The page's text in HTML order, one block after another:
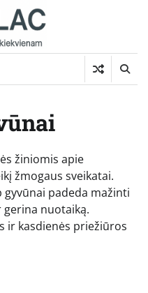
žiniomis apie
žmogaus sveikatai.
padeda mažinti
nuotaiką.
ir kasdienės priežiūros